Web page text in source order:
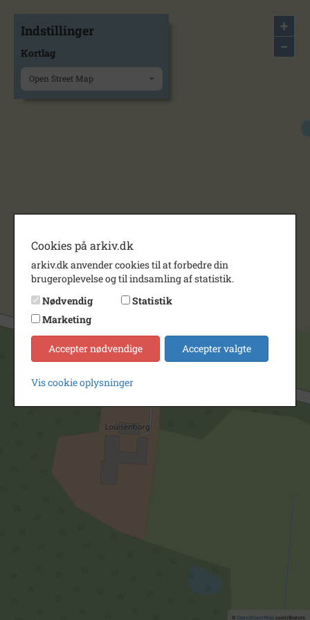
+
−
© OpenStreetMapcontributors.
Indstillinger
Kortlag
Open Street Map
Cookies på arkiv.dk
arkiv.dk anvender cookies til at forbedre din
brugeroplevelse og til indsamling af statistik.
Nødvendig
Statistik
Marketing
Accepter nødvendige Accepter valgte
Vis cookie oplysninger